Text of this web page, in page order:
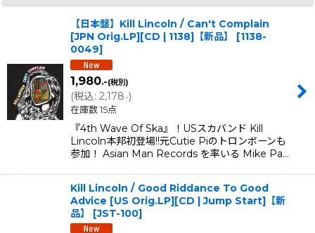
【日本盤】Kill Lincoln / Can't Complain
[JPN Orig.LP][CD | 1138]【新品】
[1138-
0049]
1,980.-(税別)
(税込: 2,178.-)
在庫数 15点
『4th Wave Of Ska』！USスカバンド Kill
Lincoln本邦初登場!!元Cutie Piのトロンボーンも
参加！ Asian Man Records を率いる Mike Pa…
Kill Lincoln / Good Riddance To Good
Advice [US Orig.LP][CD | Jump Start]【新
品】
[JST-100]